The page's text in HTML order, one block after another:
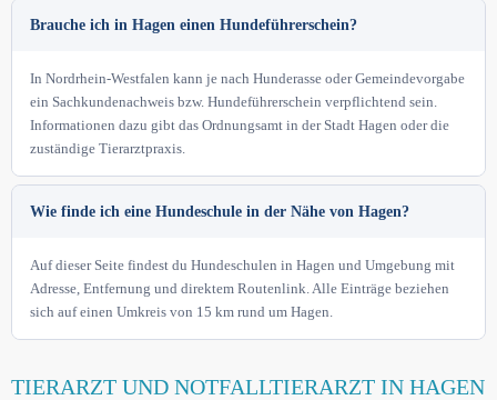
Brauche ich in Hagen einen Hundeführerschein?
In Nordrhein-Westfalen kann je nach Hunderasse oder Gemeindevorgabe
ein Sachkundenachweis bzw. Hundeführerschein verpflichtend sein.
Informationen dazu gibt das Ordnungsamt in der Stadt Hagen oder die
zuständige Tierarztpraxis.
Wie finde ich eine Hundeschule in der Nähe von Hagen?
Auf dieser Seite findest du Hundeschulen in Hagen und Umgebung mit
Adresse, Entfernung und direktem Routenlink. Alle Einträge beziehen
sich auf einen Umkreis von 15 km rund um Hagen.
TIERARZT UND NOTFALLTIERARZT IN HAGEN